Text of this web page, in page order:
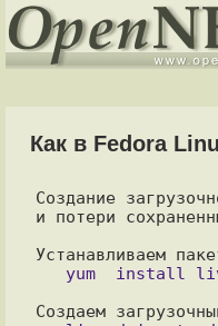
Как в Fedora
Создание
и потери